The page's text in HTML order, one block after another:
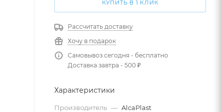
КУПИТЬ В 1 КЛИК
Рассчитать доставку
Хочу в подарок
Самовывоз сегодня - бесплатно
Доставка завтра - 500 ₽
Характеристики
Производитель — AlcaPlast